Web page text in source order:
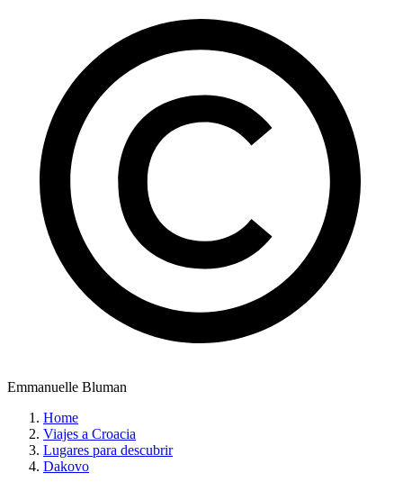
Emmanuelle Bluman
Home
Viajes a Croacia
Lugares para descubrir
Dakovo